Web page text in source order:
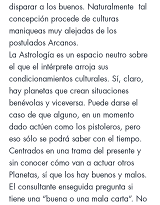
disparar a los buenos. Naturalmente  tal
concepción procede de culturas
maniqueas muy alejadas de los
postulados Arcanos.
La Astrología es un espacio neutro sobre
el que el intérprete arroja sus
condicionamientos culturales. Sí, claro,
hay planetas que crean situaciones
benévolas y viceversa. Puede darse el
caso de que alguno, en un momento
dado actúen como los pistoleros, pero
eso sólo se podrá saber con el tiempo.
Centrados en una trama del presente y
sin conocer cómo van a actuar otros
Planetas, sí que los hay buenos y malos.
El consultante enseguida pregunta si
tiene una “buena o una mala carta”. No